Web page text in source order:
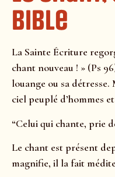
Bible
La Sainte Écriture
chant nouveau ! » (Ps
louange ou sa
ciel peuplé d’hommes
“Celui qui chante, prie
Le chant est présent
magnifie, il la fait